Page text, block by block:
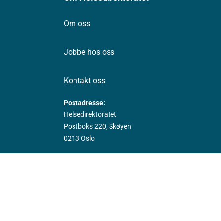
Om oss
Jobbe hos oss
Kontakt oss
Postadresse:
Helsedirektoratet
Postboks 220, Skøyen
0213 Oslo